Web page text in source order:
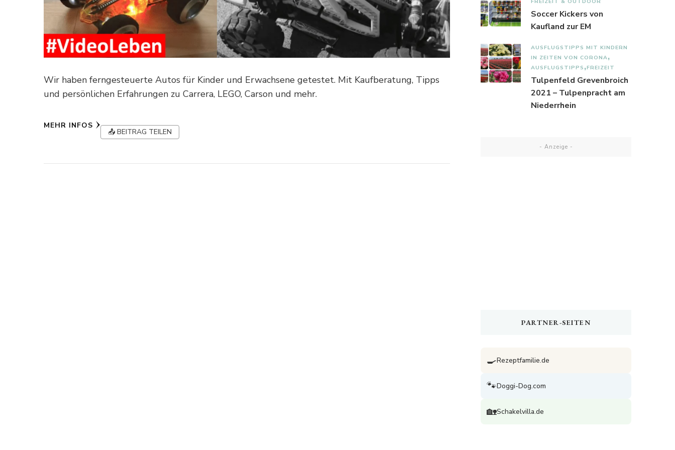
Wir haben ferngesteuerte Autos für Kinder und Erwachsene getestet. Mit Kaufberatung, Tipps
und persönlichen Erfahrungen zu Carrera, LEGO, Carson und mehr.
MEHR INFOS
📤 BEITRAG TEILEN
Soccer Kickers von
Kaufland zur EM
AUSFLUGSTIPPS MIT KINDERN
IN ZEITEN VON CORONA
AUSFLUGSTIPPS FREIZEIT
Tulpenfeld Grevenbroich
2021 – Tulpenpracht am
Niederrhein
- Anzeige -
PARTNER-SEITEN
🍳Rezeptfamilie.de
🐾Doggi-Dog.com
🏡Schakelvilla.de